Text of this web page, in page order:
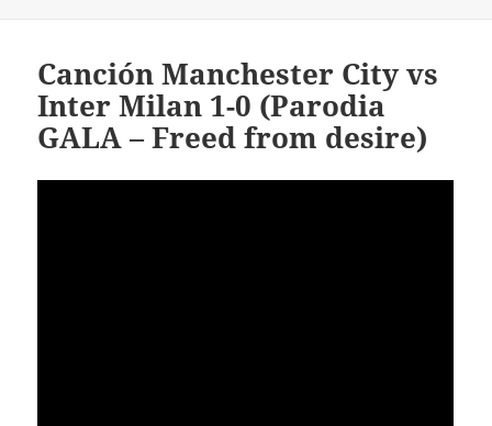
Canción Manchester City vs
Inter Milan 1-0 (Parodia
GALA – Freed from desire)